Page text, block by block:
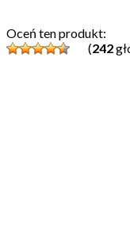
Oceń ten produkt:
(242